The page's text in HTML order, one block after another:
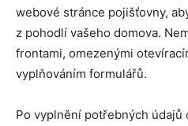
webové stránce pojišťovny,
z pohodlí vašeho domova.
frontami, omezenými
vyplňováním formulářů.
Po vyplnění potřebných údajů